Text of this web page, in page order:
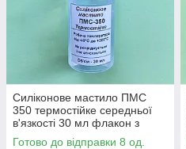
Силіконове мастило ПМС
350 термостійке середньої
в'язкості 30 мл флакон з
дозатором
Готово до відправки 8 од.